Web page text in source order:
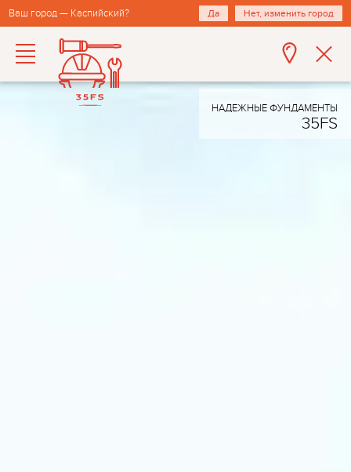
Ваш город — Каспийский? Да Нет, изменить город
НАДЕЖНЫЕ ФУНДАМЕНТЫ
35FS